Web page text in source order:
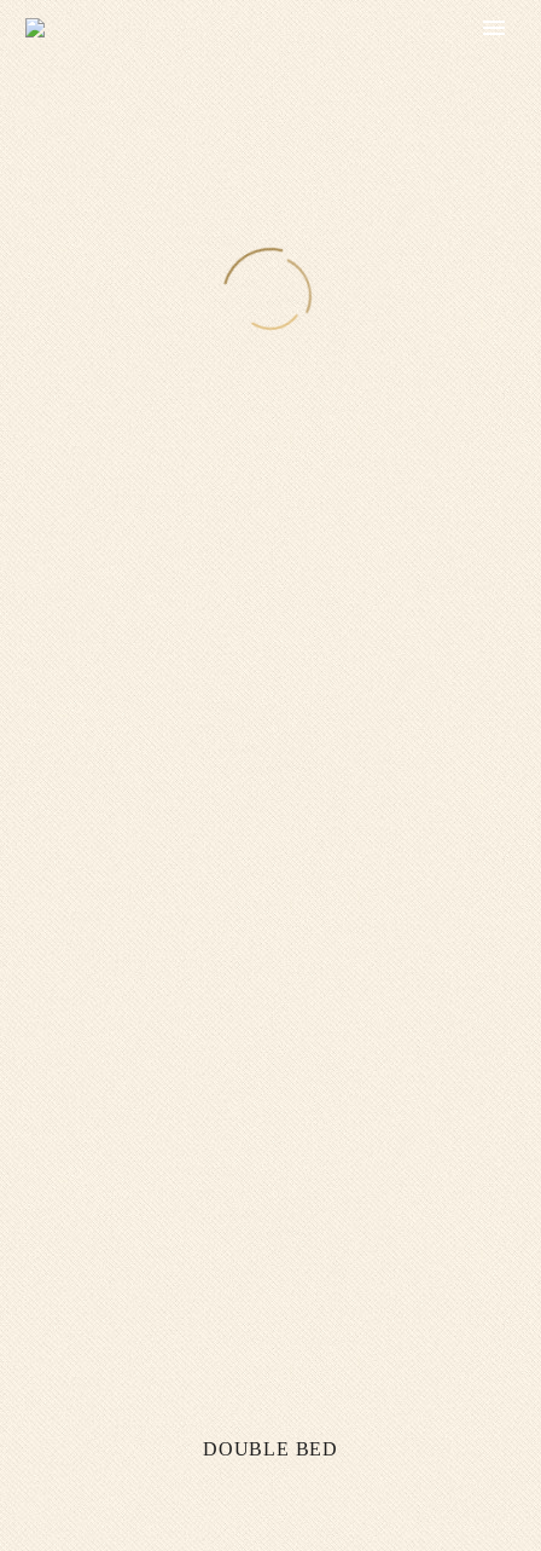
Lorem ipsum dolor sit amet, consectetur adipisicing
elit, sed do eiusmod tempor incididunt ut labore et
dolore magna aliqua. Enim ad minim veniam, quis ut
aliquip ex ea commodo consequat. Lorem ipsum dolor
sit amet, consectetur adipisicing elit, sed do eiusmod
tempor incididunt ut labore et dolore magna aliqua.
Enim ad minim veniam, quis ut aliquip ex ea
commodo consequat.
LOREM IPSUM DOLOR SIT
AMET, CONSECTETUR
ADIPISICING ELIT, SED DO
EIUSMOD TEMPOR
INCIDIDUNT UT LABORE ET
DOLORE MAGNA ALIQUA.
ENIM AD MINIM VENIAM,
QUIS UT ALIQUIP EX EA
COMMODO CONSEQUAT.
LOREM IPSUM DOLOR SIT
AMET, CONSECTETUR
ADIPISICING ELIT, SED DO
EIUSMOD TEMPOR
INCIDIDUNT UT LABORE ET
DOLORE MAGNA ALIQUA.
ENIM AD MINIM VENIAM,
QUIS UT ALIQUIP EX EA
COMMODO CONSEQUAT.
DOUBLE BED